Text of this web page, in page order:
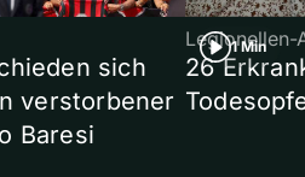
sich
verstorbener
Baresi
1 Min
Legionellen-
26